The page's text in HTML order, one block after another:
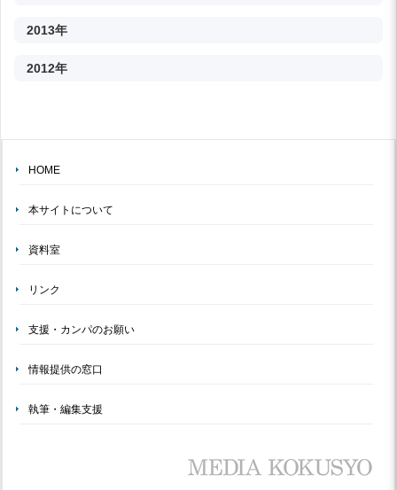
2013年
2012年
HOME
本サイトについて
資料室
リンク
支援・カンパのお願い
情報提供の窓口
執筆・編集支援